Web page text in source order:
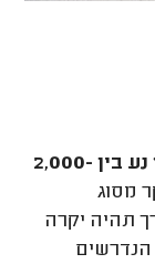
בממוצע, מחיר החלפת אינטרפוץ נע בין 2,000-
מסוג
(החלפה של אינטרפוץ 4 דרך תהיה יקרה
הנדרשים